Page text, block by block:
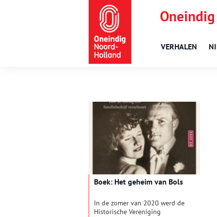
VERHALEN
Boek: Het geheim van Bols
In de zomer van 2020 werd de
Historische Vereniging